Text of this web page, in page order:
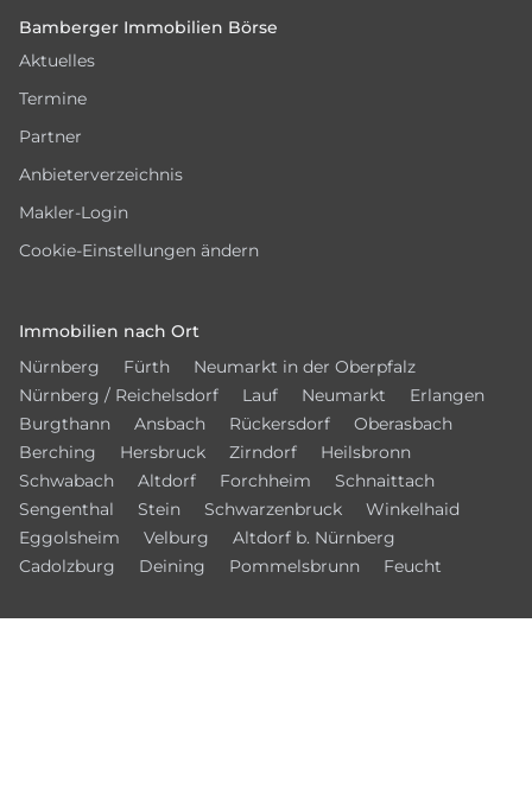
Bamberger Immobilien Börse
Aktuelles
Termine
Partner
Anbieterverzeichnis
Makler-Login
Cookie-Einstellungen ändern
Immobilien nach Ort
Nürnberg
Fürth
Neumarkt in der Oberpfalz
Nürnberg / Reichelsdorf
Lauf Neumarkt
Erlangen
Burgthann
Ansbach Rückersdorf
Oberasbach
Berching
Hersbruck Zirndorf
Heilsbronn
Schwabach
Altdorf Forchheim
Schnaittach
Sengenthal
Stein Schwarzenbruck
Winkelhaid
Eggolsheim
Velburg
Altdorf b. Nürnberg
Cadolzburg
Deining Pommelsbrunn Feucht